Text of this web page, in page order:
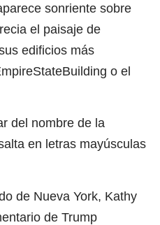
sonriente sobre
el paisaje de
edificios más
o el
del nombre de la
en letras mayúsculas
de Nueva York, Kathy
de Trump